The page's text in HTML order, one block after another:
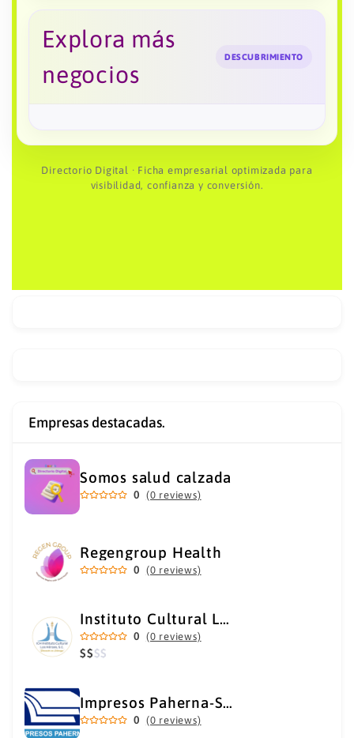
Explora más
negocios
DESCUBRIMIENTO
Directorio Digital · Ficha empresarial optimizada para
visibilidad, confianza y conversión.
Empresas destacadas.
Somos salud calzada
0 (0 reviews)
Regengroup Health
0 (0 reviews)
Instituto Cultural Los Héroes
0 (0 reviews)
$$$$
Impresos Paherna-Servicios Gráficos Industriales
0 (0 reviews)